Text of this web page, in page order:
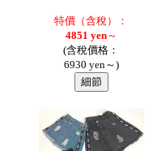
特價（含稅）：
4851 yen～
(含稅價格：
6930 yen～)